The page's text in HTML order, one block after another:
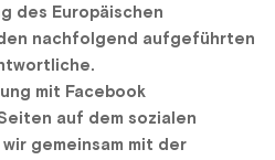
des Europäischen
nachfolgend aufgeführten
mit Facebook
auf dem sozialen
gemeinsam mit der